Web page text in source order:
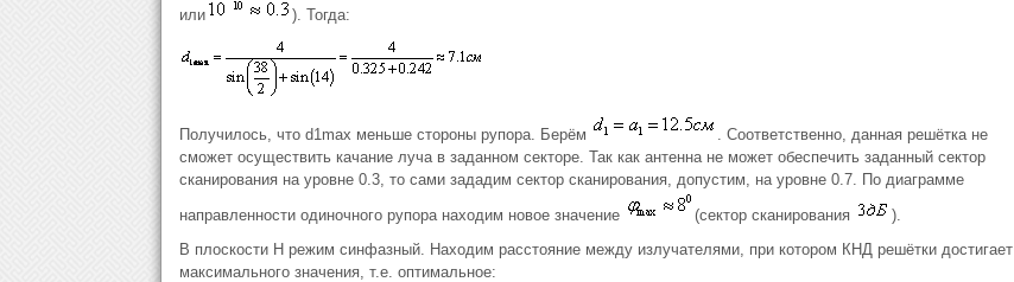
или ). Тогда:
Получилось, что d1max меньше стороны рупора. Берём
. Соответственно, данная решётка не
сможет осуществить качание луча в заданном секторе. Так как антенна не может обеспечить заданный сектор
сканирования на уровне 0.3, то сами зададим сектор сканирования, допустим, на уровне 0.7. По диаграмме
направленности одиночного рупора находим новое значение
(сектор сканирования
).
В плоскости Н режим синфазный. Находим расстояние между излучателями, при котором КНД решётки достигает
максимального значения, т.е. оптимальное: